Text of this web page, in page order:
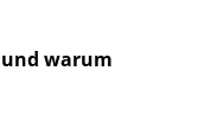
warum